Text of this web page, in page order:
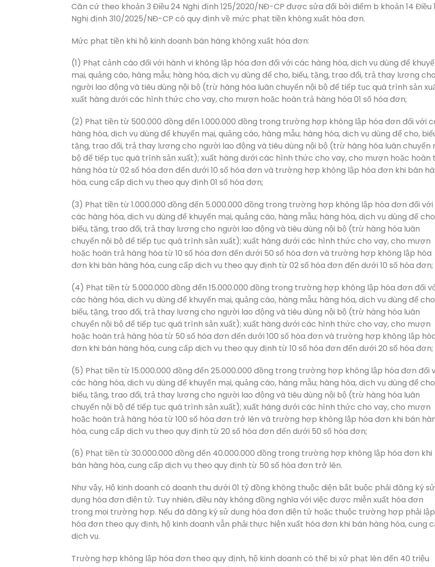
Căn cứ theo khoản 3 Điều 24 Nghị định 125/2020/NĐ-CP được sửa đổi bởi điểm b khoản 14 Điều 1
Nghị định 310/2025/NĐ-CP có quy định về mức phạt tiền không xuất hóa đơn.
Mức phạt tiền khi hộ kinh doanh bán hàng không xuất hóa đơn:
(1) Phạt cảnh cáo đối với hành vi không lập hóa đơn đối với các hàng hóa, dịch vụ dùng để
mại, quảng cáo, hàng mẫu; hàng hóa, dịch vụ dùng để cho, biếu, tặng, trao đổi, trả thay lương cho
người lao động và tiêu dùng nội bộ (trừ hàng hóa luân chuyển nội bộ để tiếp tục quá trình sản
xuất hàng dưới các hình thức cho vay, cho mượn hoặc hoàn trả hàng hóa 01 số hóa đơn;
(2) Phạt tiền từ 500.000 đồng đến 1.000.000 đồng trong trường hợp không lập hóa đơn đối với
hàng hóa, dịch vụ dùng để khuyến mại, quảng cáo, hàng mẫu; hàng hóa, dịch vụ dùng để cho,
tặng, trao đổi, trả thay lương cho người lao động và tiêu dùng nội bộ (trừ hàng hóa luân chuyển
bộ để tiếp tục quá trình sản xuất); xuất hàng dưới các hình thức cho vay, cho mượn hoặc hoàn
hàng hóa từ 02 số hóa đơn đến dưới 10 số hóa đơn và trường hợp không lập hóa đơn khi bán
hóa, cung cấp dịch vụ theo quy định 01 số hóa đơn;
(3) Phạt tiền từ 1.000.000 đồng đến 5.000.000 đồng trong trường hợp không lập hóa đơn đối với
các hàng hóa, dịch vụ dùng để khuyến mại, quảng cáo, hàng mẫu; hàng hóa, dịch vụ dùng để
biếu, tặng, trao đổi, trả thay lương cho người lao động và tiêu dùng nội bộ (trừ hàng hóa luân
chuyển nội bộ để tiếp tục quá trình sản xuất); xuất hàng dưới các hình thức cho vay, cho mượn
hoặc hoàn trả hàng hóa từ 10 số hóa đơn đến dưới 50 số hóa đơn và trường hợp không lập hóa
đơn khi bán hàng hóa, cung cấp dịch vụ theo quy định từ 02 số hóa đơn đến dưới 10 số hóa đơn;
(4) Phạt tiền từ 5.000.000 đồng đến 15.000.000 đồng trong trường hợp không lập hóa đơn đối
các hàng hóa, dịch vụ dùng để khuyến mại, quảng cáo, hàng mẫu; hàng hóa, dịch vụ dùng để
biếu, tặng, trao đổi, trả thay lương cho người lao động và tiêu dùng nội bộ (trừ hàng hóa luân
chuyển nội bộ để tiếp tục quá trình sản xuất); xuất hàng dưới các hình thức cho vay, cho mượn
hoặc hoàn trả hàng hóa từ 50 số hóa đơn đến dưới 100 số hóa đơn và trường hợp không lập
đơn khi bán hàng hóa, cung cấp dịch vụ theo quy định từ 10 số hóa đơn đến dưới 20 số hóa đơn;
(5) Phạt tiền từ 15.000.000 đồng đến 25.000.000 đồng trong trường hợp không lập hóa đơn đối
các hàng hóa, dịch vụ dùng để khuyến mại, quảng cáo, hàng mẫu; hàng hóa, dịch vụ dùng để
biếu, tặng, trao đổi, trả thay lương cho người lao động và tiêu dùng nội bộ (trừ hàng hóa luân
chuyển nội bộ để tiếp tục quá trình sản xuất); xuất hàng dưới các hình thức cho vay, cho mượn
hoặc hoàn trả hàng hóa từ 100 số hóa đơn trở lên và trường hợp không lập hóa đơn khi bán
hóa, cung cấp dịch vụ theo quy định từ 20 số hóa đơn đến dưới 50 số hóa đơn;
(6) Phạt tiền từ 30.000.000 đồng đến 40.000.000 đồng trong trường hợp không lập hóa đơn khi
bán hàng hóa, cung cấp dịch vụ theo quy định từ 50 số hóa đơn trở lên.
Như vậy, Hộ kinh doanh có doanh thu dưới 01 tỷ đồng không thuộc diện bắt buộc phải đăng ký sử
dụng hóa đơn điện tử. Tuy nhiên, điều này không đồng nghĩa với việc được miễn xuất hóa đơn
trong mọi trường hợp. Nếu đã đăng ký sử dụng hóa đơn điện tử hoặc thuộc trường hợp phải lập
hóa đơn theo quy định, hộ kinh doanh vẫn phải thực hiện xuất hóa đơn khi bán hàng hóa, cung
dịch vụ.
Trường hợp không lập hóa đơn theo quy định, hộ kinh doanh có thể bị xử phạt lên đến 40 triệu